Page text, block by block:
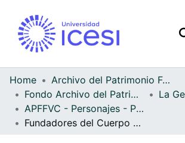
Home
Archivo del Patrimonio Fotográfico y Fílmico del Valle del Cauca
Fondo Archivo del Patrimonio Fotográfico y Fílmico del Valle del Cauca
La
APFFVC - Personajes - Patrimonial
Fundadores del Cuerpo de Bomberos: de izquierda a derecha: Sigifredo Betancourt Montoya, Elí Fernando Copete, Blanca Nubia Montoya y José Alcibiades Pulgarín